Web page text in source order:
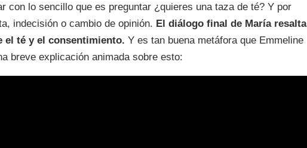
con lo sencillo que es preguntar ¿quieres una taza de té? Y por
indecisión o cambio de opinión. El diálogo final de María resalta
el té y el consentimiento. Y es tan buena metáfora que Emmeline
breve explicación animada sobre esto: